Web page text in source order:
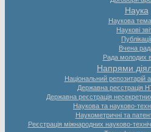
Наука
Наукова
Наукові
Публікації
Вчена
Рада молодих
Напрями
Національний репозитарій
Державна реєстрація
Державна реєстрація
Наукова та науково-
Наукометричні та
Реєстрація міжнародних науково-